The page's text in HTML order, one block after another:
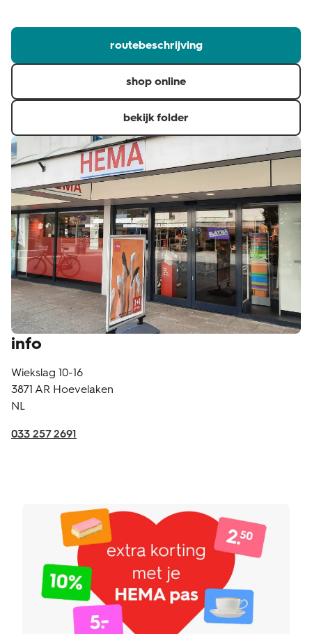
klantenservice
routebeschrijving
shop online
bekijk folder
info
Wiekslag 10-16
3871 AR Hoevelaken
NL
033 257 2691